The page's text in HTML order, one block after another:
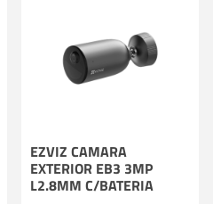
EZVIZ CAMARA
EXTERIOR EB3 3MP
L2.8MM C/BATERIA